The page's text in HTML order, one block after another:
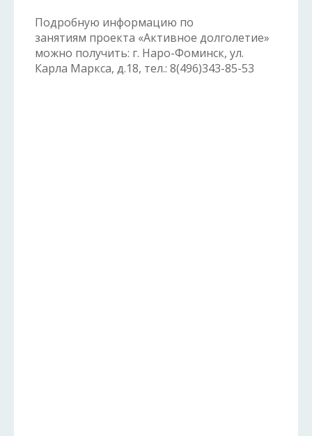
Подробную информацию по
занятиям проекта «Активное долголетие»
можно получить: г. Наро-Фоминск, ул.
Карла Маркса, д.18, тел.: 8(496)343-85-53